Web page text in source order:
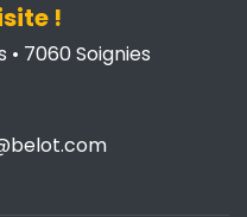
!
• 7060 Soignies